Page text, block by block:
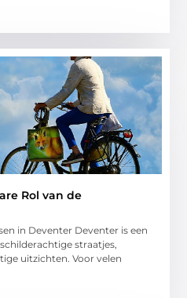
Rol van de
in Deventer Deventer is een
straatjes,
uitzichten. Voor velen